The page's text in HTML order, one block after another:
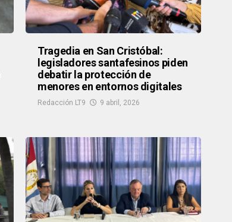
Tragedia en San Cristóbal:
legisladores santafesinos piden
debatir la protección de
menores en entornos digitales
Redacción LT9 9 abril, 2026